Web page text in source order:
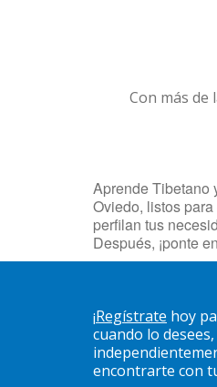
Con más
Aprende Tibetano
Oviedo, listos
perfilan tus
Después, ¡ponte
¡Regístrate hoy
cuando lo
encontrarte con